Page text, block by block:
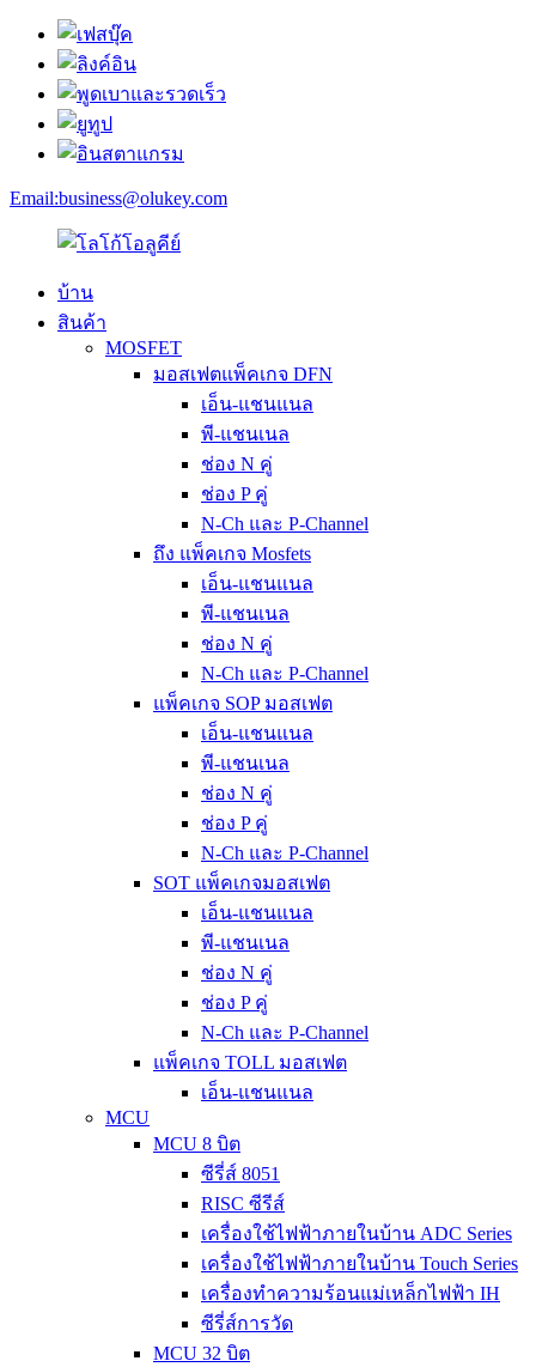
Email:business@olukey.com
บ้าน
สินค้า
MOSFET
มอสเฟตแพ็คเกจ DFN
เอ็น-แชนแนล
พี-แชนเนล
ช่อง N คู่
ช่อง P คู่
N-Ch และ P-Channel
ถึง แพ็คเกจ Mosfets
เอ็น-แชนแนล
พี-แชนเนล
ช่อง N คู่
N-Ch และ P-Channel
แพ็คเกจ SOP มอสเฟต
เอ็น-แชนแนล
พี-แชนเนล
ช่อง N คู่
ช่อง P คู่
N-Ch และ P-Channel
SOT แพ็คเกจมอสเฟต
เอ็น-แชนแนล
พี-แชนเนล
ช่อง N คู่
ช่อง P คู่
N-Ch และ P-Channel
แพ็คเกจ TOLL มอสเฟต
เอ็น-แชนแนล
MCU
MCU 8 บิต
ซีรี่ส์ 8051
RISC ซีรีส์
เครื่องใช้ไฟฟ้าภายในบ้าน ADC Series
เครื่องใช้ไฟฟ้าภายในบ้าน Touch Series
เครื่องทำความร้อนแม่เหล็กไฟฟ้า IH
ซีรี่ส์การวัด
MCU 32 บิต